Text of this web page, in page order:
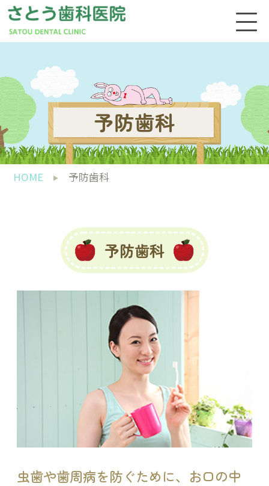
予防歯科
HOME 予防歯科
予防歯科
虫歯や歯周病を防ぐために、お口の中